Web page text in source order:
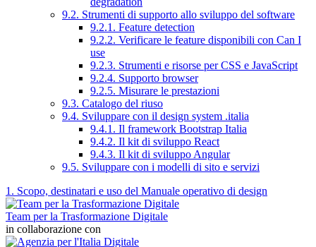
9.2. Strumenti di supporto allo sviluppo del software
9.2.1. Feature detection
9.2.2. Verificare le feature disponibili con Can I
use
9.2.3. Strumenti e risorse per CSS e JavaScript
9.2.4. Supporto browser
9.2.5. Misurare le prestazioni
9.3. Catalogo del riuso
9.4. Sviluppare con il design system .italia
9.4.1. Il framework Bootstrap Italia
9.4.2. Il kit di sviluppo React
9.4.3. Il kit di sviluppo Angular
9.5. Sviluppare con i modelli di sito e servizi
1. Scopo, destinatari e uso del Manuale operativo di design
Team per la Trasformazione Digitale
in collaborazione con